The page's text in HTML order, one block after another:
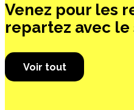
Venez pour les
repartez avec le
Voir tout